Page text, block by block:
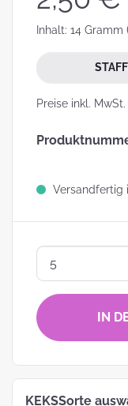
Inhalt: 14 Gramm
Preise inkl.
Versandfertig
IN
KEKSSorte